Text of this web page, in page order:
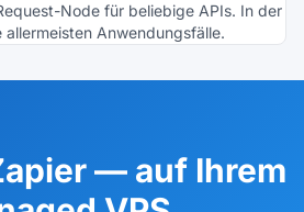
Node für beliebige APIs. In der
Anwendungsfälle.
— auf Ihrem